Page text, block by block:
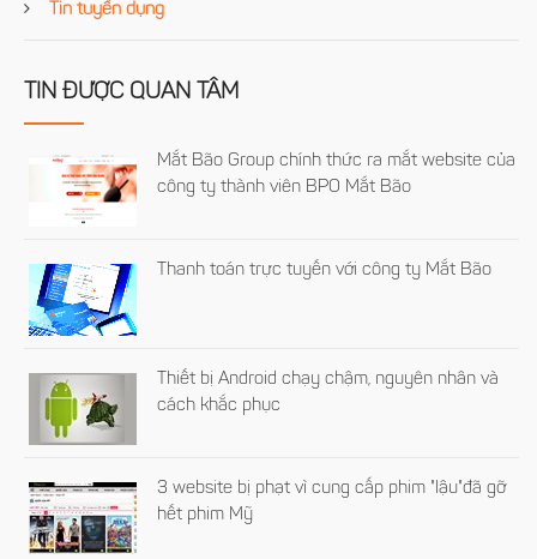
Tin tuyển dụng
TIN ĐƯỢC QUAN TÂM
Mắt Bão Group chính thức ra mắt website của
công ty thành viên BPO Mắt Bão
Thanh toán trực tuyến với công ty Mắt Bão
Thiết bị Android chạy chậm, nguyên nhân và
cách khắc phục
3 website bị phạt vì cung cấp phim "lậu"đã gỡ
hết phim Mỹ